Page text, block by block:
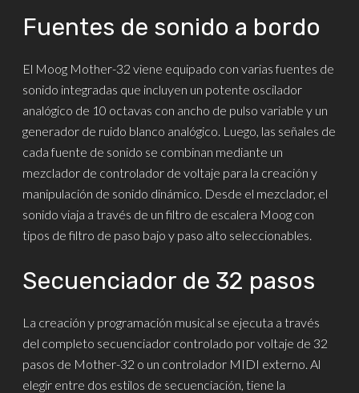
Fuentes de sonido a bordo
El Moog Mother-32 viene equipado con varias fuentes de
sonido integradas que incluyen un potente oscilador
analógico de 10 octavas con ancho de pulso variable y un
generador de ruido blanco analógico. Luego, las señales de
cada fuente de sonido se combinan mediante un
mezclador de controlador de voltaje para la creación y
manipulación de sonido dinámico. Desde el mezclador, el
sonido viaja a través de un filtro de escalera Moog con
tipos de filtro de paso bajo y paso alto seleccionables.
Secuenciador de 32 pasos
La creación y programación musical se ejecuta a través
del completo secuenciador controlado por voltaje de 32
pasos de Mother-32 o un controlador MIDI externo. Al
elegir entre dos estilos de secuenciación, tiene la